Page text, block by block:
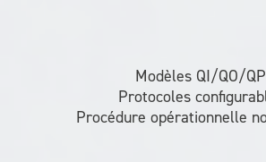
Modèles QI/QO/QP
Protocoles
Procédure opérationnelle